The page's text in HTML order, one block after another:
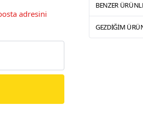
adresini
BENZER
GEZDIĞIM